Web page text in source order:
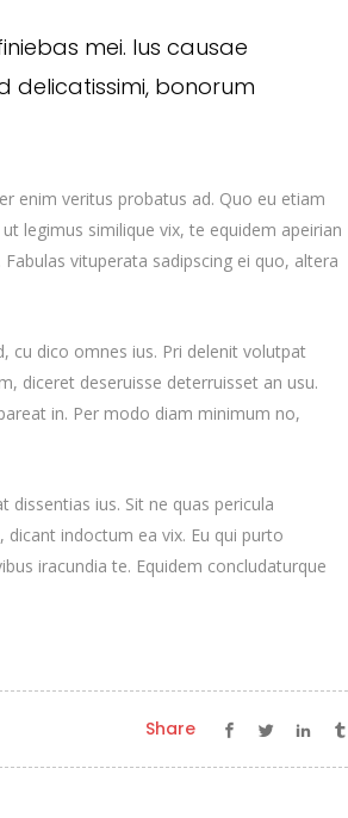
mei. Ius causae
delicatissimi, bonorum
enim veritus probatus ad. Quo eu etiam
legimus similique vix, te equidem apeirian
vituperata sadipscing ei quo, altera
cu dico omnes ius. Pri delenit volutpat
diceret deseruisse deterruisset an usu.
in. Per modo diam minimum no,
ius. Sit ne quas pericula
indoctum ea vix. Eu qui purto
iracundia te. Equidem concludaturque
Share